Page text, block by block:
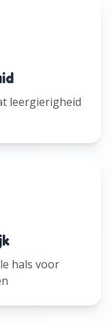
leergierigheid
hals voor